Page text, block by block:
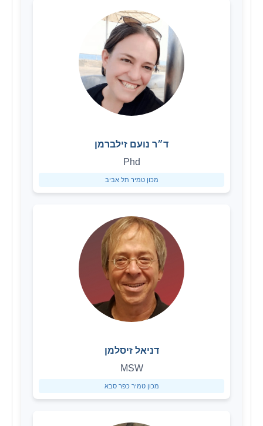
ד״ר נועם זילברמן
Phd
מכון טמיר תל אביב
דניאל זיסלמן
MSW
מכון טמיר כפר סבא